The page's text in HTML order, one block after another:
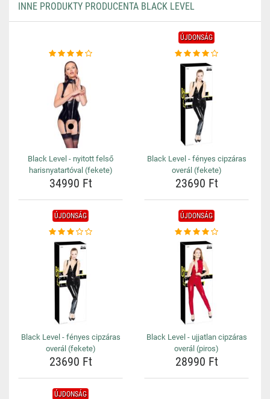
INNE PRODUKTY PRODUCENTA BLACK LEVEL
Black Level - nyitott felső
harisnyatartóval (fekete)
34990 Ft
ÚJDONSÁG
Black Level - fényes cipzáras
overál (fekete)
23690 Ft
ÚJDONSÁG
Black Level - fényes cipzáras
overál (fekete)
23690 Ft
ÚJDONSÁG
Black Level - ujjatlan cipzáras
overál (piros)
28990 Ft
ÚJDONSÁG